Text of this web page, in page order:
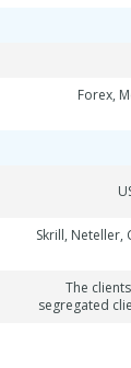
Forex,
Skrill, Neteller,
The
segregated